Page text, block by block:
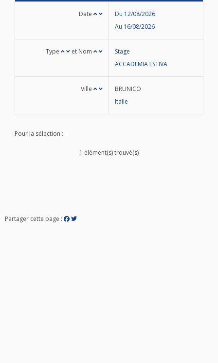
Date
Du 12/08/2026
Au 16/08/2026
Type et Nom
Stage
ACCADEMIA ESTIVA
Ville
BRUNICO
Italie
Pour la sélection :
1 élément(s) trouvé(s)
Partager cette page :